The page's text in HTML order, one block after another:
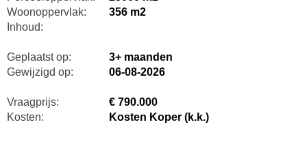
Woonoppervlak:
356 m2
Inhoud:
Geplaatst op:
3+ maanden
Gewijzigd op:
06-08-2026
Vraagprijs:
€ 790.000
Kosten:
Kosten Koper (k.k.)